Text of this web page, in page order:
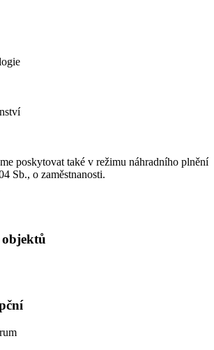
poskytovat také v režimu náhradního plnění
Sb., o zaměstnanosti.